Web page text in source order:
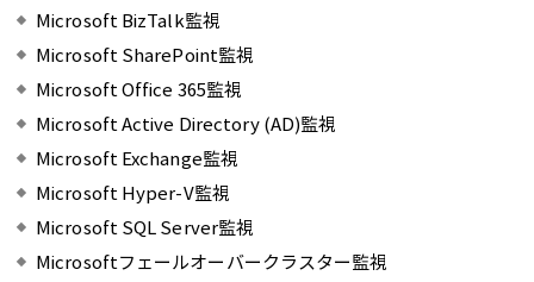
Microsoft BizTalk監視
Microsoft SharePoint監視
Microsoft Office 365監視
Microsoft Active Directory (AD)監視
Microsoft Exchange監視
Microsoft Hyper-V監視
Microsoft SQL Server監視
Microsoftフェールオーバークラスター監視